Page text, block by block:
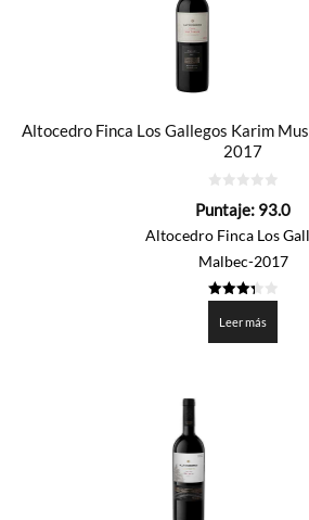
Altocedro Finca Los Gallegos Karim
2017
de
Puntaje: 93.0
Altocedro Finca Los
Malbec-2017
de 5
Leer más